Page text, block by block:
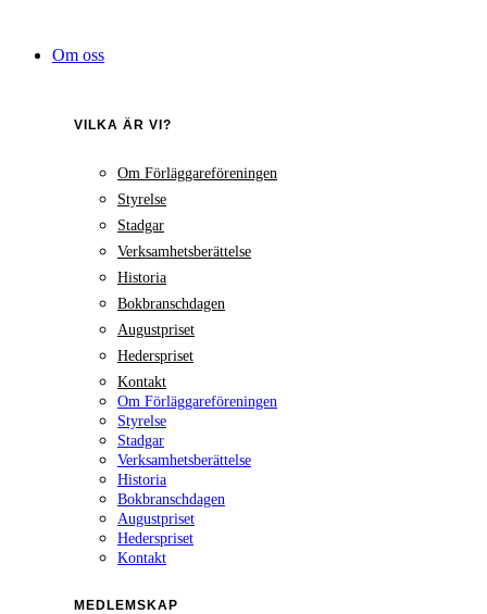
innehållOm oss
VILKA ÄR VI?
Om Förläggareföreningen
Styrelse
Stadgar
Verksamhetsberättelse
Historia
Bokbranschdagen
Augustpriset
Hederspriset
Kontakt
Om Förläggareföreningen
Styrelse
Stadgar
Verksamhetsberättelse
Historia
Bokbranschdagen
Augustpriset
Hederspriset
Kontakt
MEDLEMSKAP